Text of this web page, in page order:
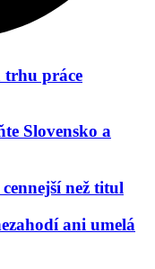
trhu práce
Slovensko a
než titul
ani umelá